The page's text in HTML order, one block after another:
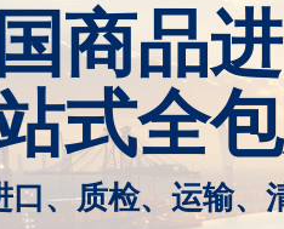
商品
式全
口、质检、运输、